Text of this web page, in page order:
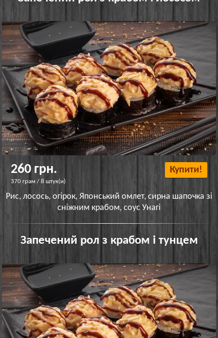
260 грн.
370 грам / 8 штук(и)
Купити!
Рис, лосось, огірок, Японський омлет, сирна шапочка зі
сніжним крабом, соус Унагі
Запечений рол з крабом і тунцем